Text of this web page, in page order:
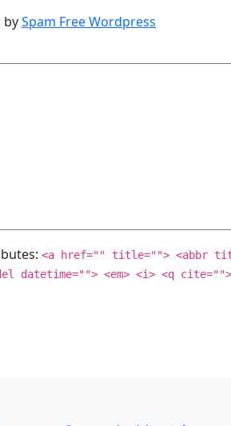
bySpam Free Wordpress
<a href="" title=""> <abbr
datetime=""> <em> <i> <q